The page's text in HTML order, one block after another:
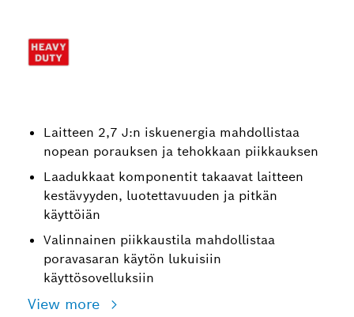
Laitteen 2,7 J:n iskuenergia mahdollistaa
nopean porauksen ja tehokkaan piikkauksen
Laadukkaat komponentit takaavat laitteen
kestävyyden, luotettavuuden ja pitkän
käyttöiän
Valinnainen piikkaustila mahdollistaa
poravasaran käytön lukuisiin
käyttösovelluksiin
View more